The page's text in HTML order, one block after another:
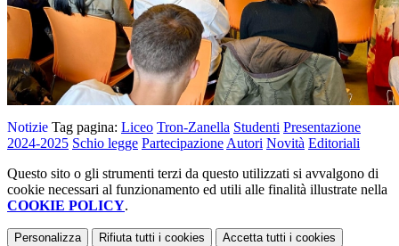
Notizie Tag pagina: Liceo Tron-Zanella Studenti Presentazione
2024-2025 Schio legge Partecipazione Autori Novità Editoriali
Questo sito o gli strumenti terzi da questo utilizzati si avvalgono di
cookie necessari al funzionamento ed utili alle finalità illustrate nella
COOKIE POLICY.
Personalizza Rifiuta tutti i cookies Accetta tutti i cookies